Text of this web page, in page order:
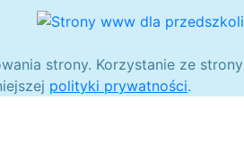
strony. Korzystanie ze strony
polityki prywatności.